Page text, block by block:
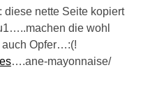
diese nette Seite kopiert
die wohl
auch Opfer…:(!
….ane-mayonnaise/